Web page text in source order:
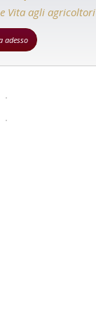
Vita agli agricoltori
adesso